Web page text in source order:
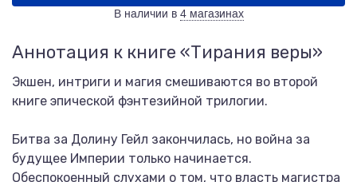
В наличии в 4 магазинах
Аннотация к книге «Тирания веры»
Экшен, интриги и магия смешиваются во второй
книге эпической фэнтезийной трилогии.
Битва за Долину Гейл закончилась, но война за
будущее Империи только начинается.
Обеспокоенный слухами о том, что власть магистра